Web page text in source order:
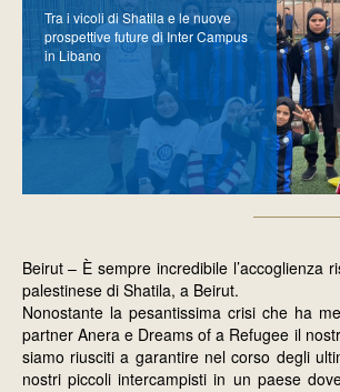
Tra i vicoli di Shatila e le nuove
prospettive future di Inter Campus
in Libano
Beirut – È sempre incredibile
palestinese di Shatila, a Beirut.
Nonostante la pesantissima crisi che ha
partner Anera e Dreams of a Refugee il
siamo riusciti a garantire nel corso degli
nostri piccoli intercampisti in un paese